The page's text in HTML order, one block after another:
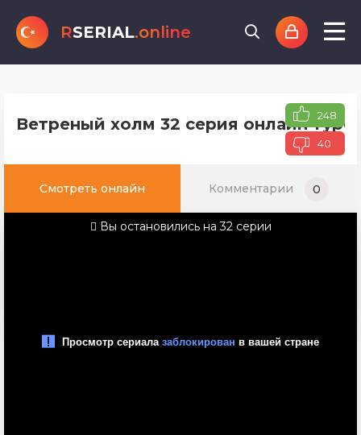
RSERIAL.online
Ветреный холм 32 серия онлайн 248
40
Смотреть онлайн Комментарии 0
Вы остановились на 32 серии